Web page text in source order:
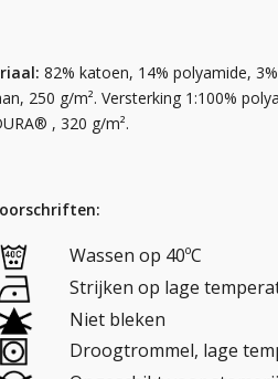
82% katoen, 14% polyamide,
250 g/m². Versterking 1:100%
, 320 g/m².
Wassen op 40ºC
Strijken op lage
Niet bleken
Droogtrommel, lage